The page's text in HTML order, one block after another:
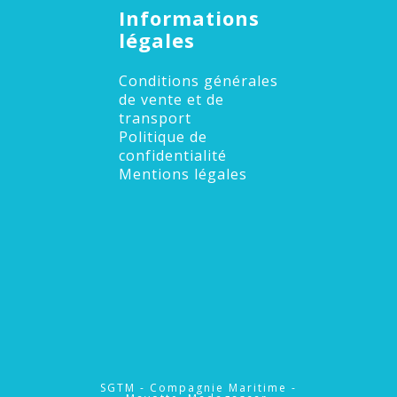
Informations
légales
Conditions générales
de vente et de
transport
Politique de
confidentialité
Mentions légales
SGTM - Compagnie Maritime -